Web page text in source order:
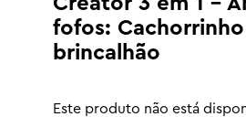
fofos: Cachorrinho
brincalhão
Este produto não está
ferrari